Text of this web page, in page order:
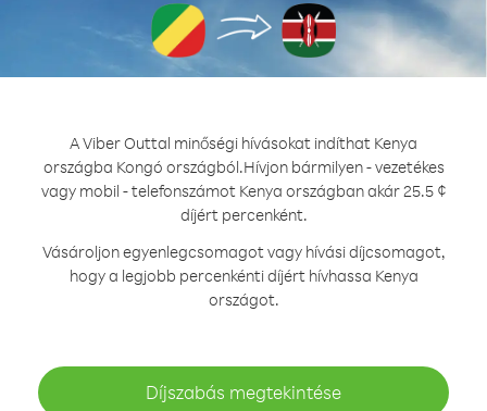
A Viber Outtal minőségi hívásokat indíthat Kenya
országba Kongó országból.Hívjon bármilyen - vezetékes
vagy mobil - telefonszámot Kenya országban akár 25.5 ¢
díjért percenként.
Vásároljon egyenlegcsomagot vagy hívási díjcsomagot,
hogy a legjobb percenkénti díjért hívhassa Kenya
országot.
Díjszabás megtekintése